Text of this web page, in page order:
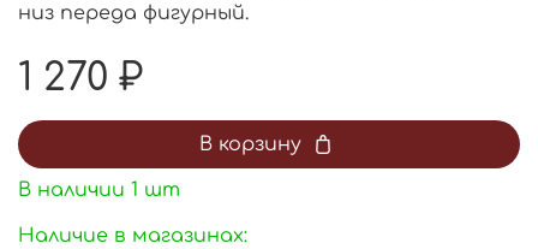
низ переда фигурный.
1 270 ₽
В корзину
В наличии 1 шт
Наличие в магазинах: